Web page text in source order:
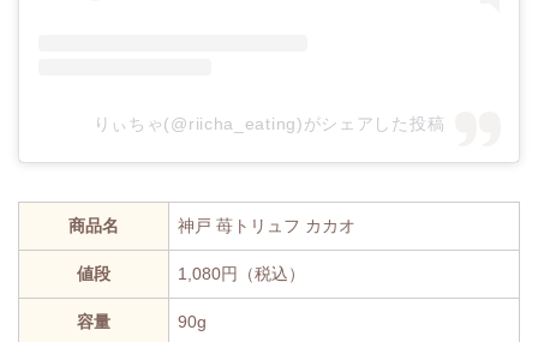
りぃちゃ(@riicha_eating)がシェアした投稿
商品名 神戸 苺トリュフ カカオ
値段 1,080円（税込）
容量 90g